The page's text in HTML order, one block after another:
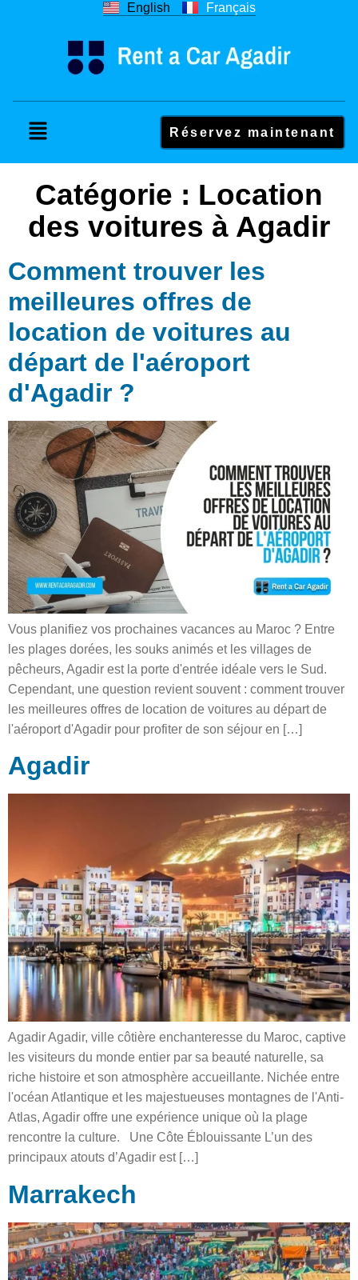
English Français
Réservez maintenant
Catégorie : Location
des voitures à Agadir
Comment trouver les
meilleures offres de
location de voitures au
départ de l'aéroport
d'Agadir ?
Vous planifiez vos prochaines vacances au Maroc ? Entre
les plages dorées, les souks animés et les villages de
pêcheurs, Agadir est la porte d'entrée idéale vers le Sud.
Cependant, une question revient souvent : comment trouver
les meilleures offres de location de voitures au départ de
l'aéroport d'Agadir pour profiter de son séjour en […]
Agadir
Agadir Agadir, ville côtière enchanteresse du Maroc, captive
les visiteurs du monde entier par sa beauté naturelle, sa
riche histoire et son atmosphère accueillante. Nichée entre
l'océan Atlantique et les majestueuses montagnes de l'Anti-
Atlas, Agadir offre une expérience unique où la plage
rencontre la culture. Une Côte Éblouissante L’un des
principaux atouts d’Agadir est […]
Marrakech